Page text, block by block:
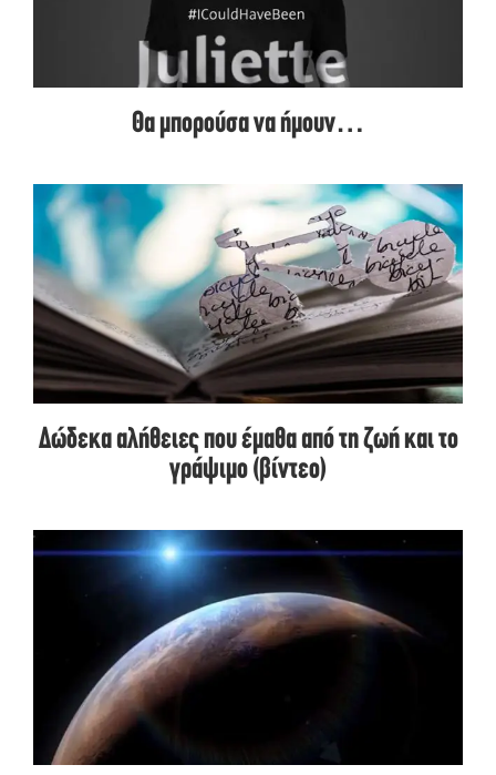
Θα μπορούσα να ήμουν…
Δώδεκα αλήθειες που έμαθα από τη ζωή και το
γράψιμο (βίντεο)